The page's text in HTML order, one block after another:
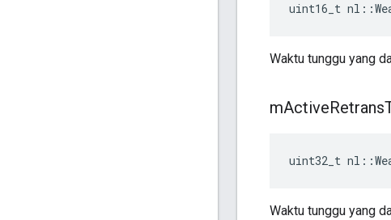
uint16_t
Waktu tunggu yang
mActiveRetrans
uint32_t
Waktu tunggu yang